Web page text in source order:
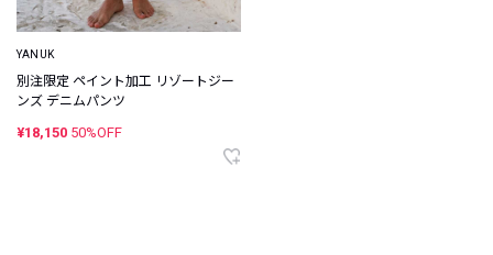
YANUK
別注限定 ペイント加工 リゾートジー
ンズ デニムパンツ
¥18,150 50%OFF